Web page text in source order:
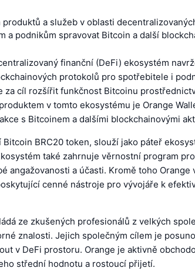
produktů a služeb v oblasti
a podnikům spravovat Bitcoin a další
finanční (DeFi) ekosystém
protokolů pro spotřebitele i
za cíl rozšířit funkčnost Bitcoinu
v tomto ekosystému je Orange
s Bitcoinem a dalšími blockchainovými
Bitcoin BRC20 token, slouží jako páteř
také zahrnuje věrnostní program
angažovanosti a účasti. Kromě toho Orange
cenné nástroje pro vývojáře k
ze zkušených profesionálů z velkých
znalosti. Jejich společným cílem je
v DeFi prostoru. Orange je aktivně
střední hodnotu a rostoucí přijetí.